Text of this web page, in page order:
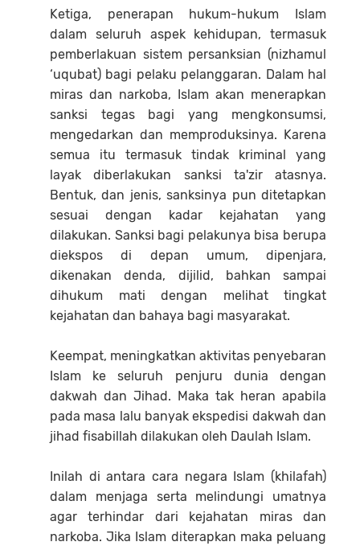
Ketiga, penerapan hukum-hukum Islam
dalam seluruh aspek kehidupan, termasuk
pemberlakuan sistem persanksian (nizhamul
‘uqubat) bagi pelaku pelanggaran. Dalam hal
miras dan narkoba, Islam akan menerapkan
sanksi tegas bagi yang mengkonsumsi,
mengedarkan dan memproduksinya. Karena
semua itu termasuk tindak kriminal yang
layak diberlakukan sanksi ta'zir atasnya.
Bentuk, dan jenis, sanksinya pun ditetapkan
sesuai dengan kadar kejahatan yang
dilakukan. Sanksi bagi pelakunya bisa berupa
diekspos di depan umum, dipenjara,
dikenakan denda, dijilid, bahkan sampai
dihukum mati dengan melihat tingkat
kejahatan dan bahaya bagi masyarakat.
Keempat, meningkatkan aktivitas penyebaran
Islam ke seluruh penjuru dunia dengan
dakwah dan Jihad. Maka tak heran apabila
pada masa lalu banyak ekspedisi dakwah dan
jihad fisabillah dilakukan oleh Daulah Islam.
Inilah di antara cara negara Islam (khilafah)
dalam menjaga serta melindungi umatnya
agar terhindar dari kejahatan miras dan
narkoba. Jika Islam diterapkan maka peluang